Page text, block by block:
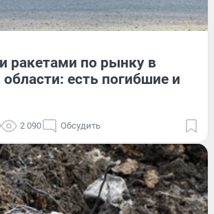
ракетами по рынку в
есть погибшие и
2 090 Обсудить